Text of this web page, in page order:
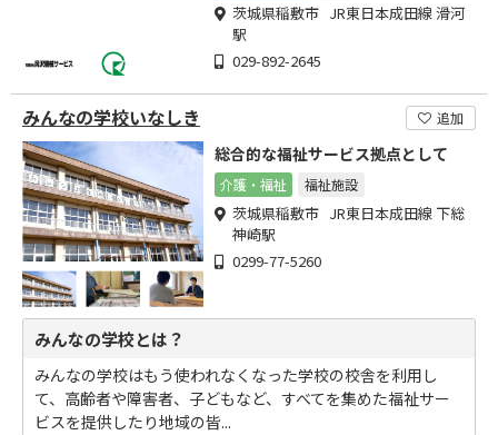
茨城県稲敷市 JR東日本成田線 滑河
駅
029-892-2645
みんなの学校いなしき 追加
総合的な福祉サービス拠点として
介護・福祉 福祉施設
茨城県稲敷市 JR東日本成田線 下総
神崎駅
0299-77-5260
みんなの学校とは？
みんなの学校はもう使われなくなった学校の校舎を利用し
て、高齢者や障害者、子どもなど、すべてを集めた福祉サー
ビスを提供したり地域の皆...